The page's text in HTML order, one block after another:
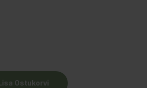
Ostukorvi